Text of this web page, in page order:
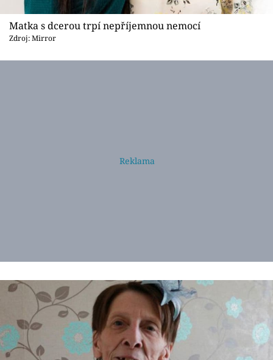
Matka s dcerou trpí nepříjemnou nemocí
Zdroj: Mirror